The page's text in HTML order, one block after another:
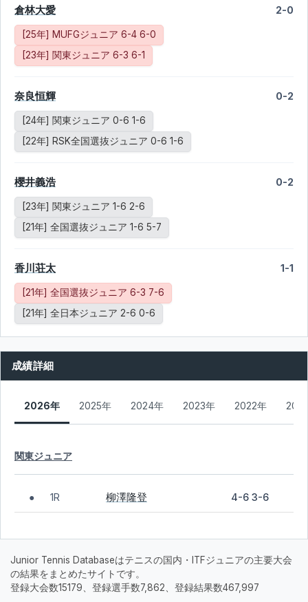
倉林大愛 2-0
[25年] MUFGジュニア 6-4 6-0
[23年] 関東ジュニア 6-3 6-1
奈良恒輝 0-2
[24年] 関東ジュニア 0-6 1-6
[22年] RSK全国選抜ジュニア 0-6 1-6
櫻井義浩 0-2
[23年] 関東ジュニア 1-6 2-6
[21年] 全国選抜ジュニア 1-6 5-7
香川荘太 1-1
[21年] 全国選抜ジュニア 6-3 7-6
[21年] 全日本ジュニア 2-6 0-6
成績詳細
2026年 2025年 2024年 2023年 2022年
関東ジュニア
● 1R 柳澤隆登 4-6 3-6
Junior Tennis Databaseはテニスの国内・ITFジュニアの主要大会
の結果をまとめたサイトです。
登録大会数15179、登録選手数7,862、登録結果数467,997